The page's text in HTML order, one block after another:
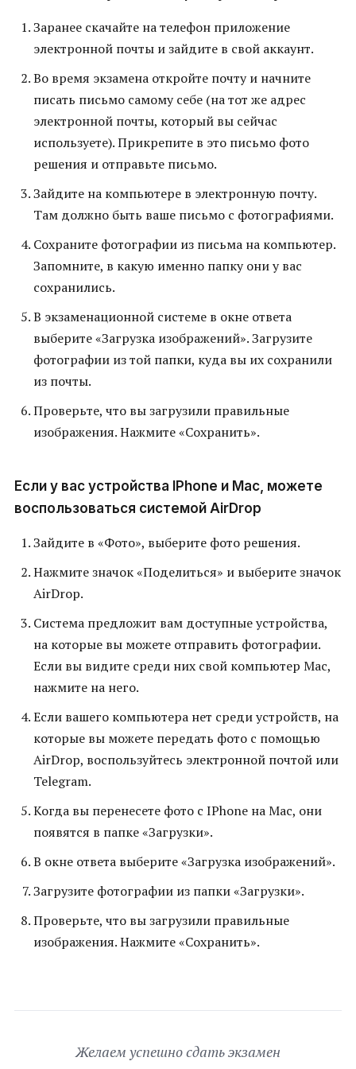
Заранее скачайте на телефон приложение
электронной почты и зайдите в свой аккаунт.
Во время экзамена откройте почту и начните
писать письмо самому себе (на тот же адрес
электронной почты, который вы сейчас
используете). Прикрепите в это письмо фото
решения и отправьте письмо.
Зайдите на компьютере в электронную почту.
Там должно быть ваше письмо с фотографиями.
Сохраните фотографии из письма на компьютер.
Запомните, в какую именно папку они у вас
сохранились.
В экзаменационной системе в окне ответа
выберите «Загрузка изображений». Загрузите
фотографии из той папки, куда вы их сохранили
из почты.
Проверьте, что вы загрузили правильные
изображения. Нажмите «Сохранить».
Если у вас устройства IPhone и Mac, можете
воспользоваться системой AirDrop
Зайдите в «Фото», выберите фото решения.
Нажмите значок «Поделиться» и выберите значок
AirDrop.
Система предложит вам доступные устройства,
на которые вы можете отправить фотографии.
Если вы видите среди них свой компьютер Mac,
нажмите на него.
Если вашего компьютера нет среди устройств, на
которые вы можете передать фото с помощью
AirDrop, воспользуйтесь электронной почтой или
Telegram.
Когда вы перенесете фото с IPhone на Mac, они
появятся в папке «Загрузки».
В окне ответа выберите «Загрузка изображений».
Загрузите фотографии из папки «Загрузки».
Проверьте, что вы загрузили правильные
изображения. Нажмите «Сохранить».
Желаем успешно сдать экзамен